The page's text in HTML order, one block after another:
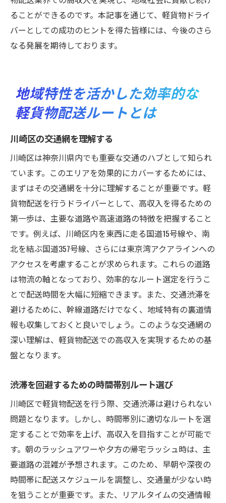
ることができるのです。本記事を通じて、軽貨物ドライ
バーとしての成功のヒントを得た皆様には、今後のさら
なる発展を期待しております。
地域特性を活かした効率的な
軽貨物配送ルートとは
川崎区の交通網を理解する
川崎区は神奈川県内でも重要な交通のハブとして知られ
ています。このエリアを効果的にカバーするためには、
まずはその交通網を十分に理解することが重要です。軽
貨物配送を行うドライバーとして、高収入を得るための
第一歩は、主要な道路や高速道路の特徴を把握すること
です。例えば、川崎区内を東西に走る国道15号線や、南
北を結ぶ国道357号線、さらには東京湾アクアラインへの
アクセスを考慮することが求められます。これらの道路
は物流の軸となっており、効率的なルート選定を行うこ
とで配送時間を大幅に短縮できます。また、交通渋滞を
避けるために、幹線道路だけでなく、地域特有の裏道情
報も収集しておくと良いでしょう。このような交通網の
深い理解は、軽貨物配送での高収入を実現するための基
盤となります。
渋滞を回避するための時間帯別ルート選び
川崎区で軽貨物配送を行う際、交通渋滞は避けられない
問題となります。しかし、時間帯別に適切なルートを選
定することで効率を上げ、高収入を目指すことが可能で
す。朝のラッシュアワーや夕方の帰宅ラッシュ時は、主
要道路の混雑が予想されます。このため、早朝や深夜の
時間帯に配送スケジュールを調整し、交通量が少ない時
を狙うことが重要です。また、リアルタイムの交通情報